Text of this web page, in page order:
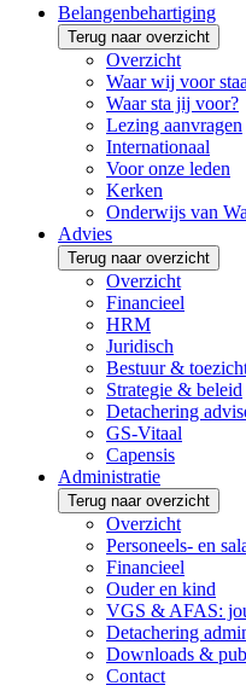
Belangenbehartiging
Terug naar overzicht
Overzicht
Waar wij voor
Waar sta jij voor?
Lezing aanvragen
Internationaal
Voor onze leden
Kerken
Onderwijs van
Advies
Terug naar overzicht
Overzicht
Financieel
HRM
Juridisch
Bestuur &
Strategie & beleid
Detachering
GS-Vitaal
Capensis
Administratie
Terug naar overzicht
Overzicht
Personeels- en
Financieel
Ouder en kind
VGS & AFAS:
Detachering
Downloads &
Contact